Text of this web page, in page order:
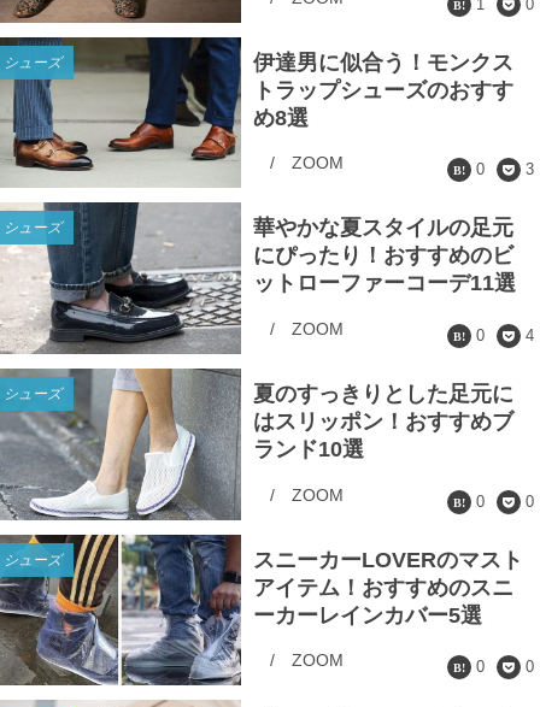
1 0
シューズ
伊達男に似合う！モンクス
トラップシューズのおすす
め8選
/ ZOOM 0 3
シューズ
華やかな夏スタイルの足元
にぴったり！おすすめのビ
ットローファーコーデ11選
/ ZOOM 0 4
シューズ
夏のすっきりとした足元に
はスリッポン！おすすめブ
ランド10選
/ ZOOM 0 0
シューズ
スニーカーLOVERのマスト
アイテム！おすすめのスニ
ーカーレインカバー5選
/ ZOOM 0 0